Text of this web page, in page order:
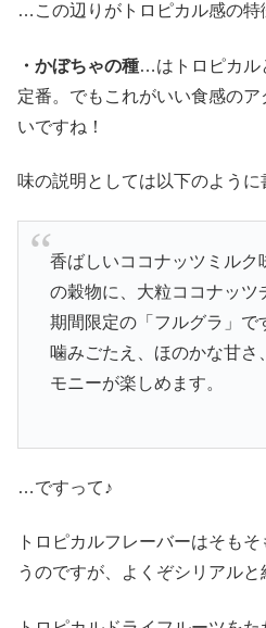
…この辺りがトロピカル感の特
・かぼちゃの種…はトロピカル
定番。でもこれがいい食感の
いですね！
味の説明としては以下のように
香ばしいココナッツミルク
の穀物に、大粒ココナッツ
期間限定の「フルグラ」で
噛みごたえ、ほのかな甘さ
モニーが楽しめます。
…ですって♪
トロピカルフレーバーはそも
うのですが、よくぞシリアルと